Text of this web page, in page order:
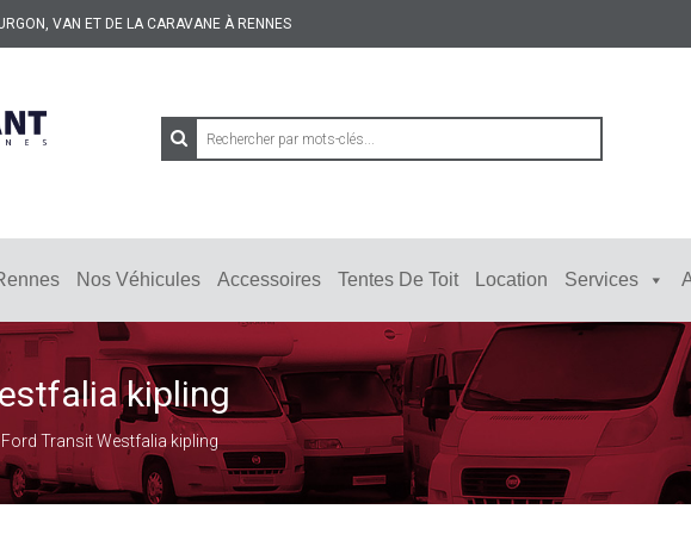
VAN ET DE LA CARAVANE À RENNES
Nos Véhicules Accessoires Tentes De Toit Location Services
kipling
Transit Westfalia kipling